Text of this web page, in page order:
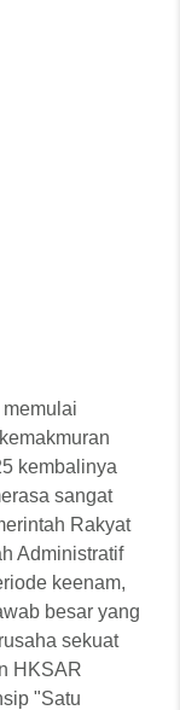
kembalinya
sangat
Rakyat
Administratif
keenam,
besar yang
sekuat
HKSAR
"Satu